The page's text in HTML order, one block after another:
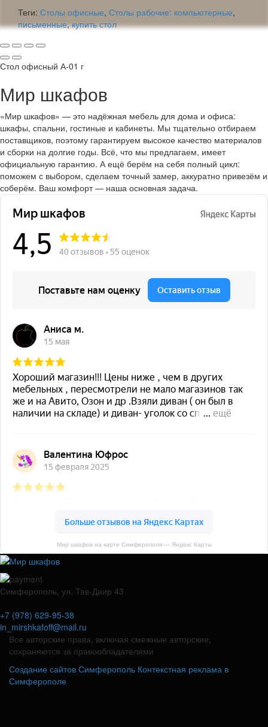
Теги: Столы офисные, Столы рабочие: компьютерные,
письменные,купить стол
Стол офисный А-01 г
Мир шкафов
«Мир шкафов» — это надёжная мебель для дома и офиса:
шкафы, спальни, гостиные и кабинеты. Мы тщательно отбираем
поставщиков, поэтому гарантируем высокое качество материалов
и сборки на долгие годы. Всё, что мы предлагаем, имеет
официальную гарантию. А ещё берём на себя полный цикл:
поможем с выбором, сделаем точный замер, аккуратно привезём и
соберём. Ваш комфорт — наша основная задача.
Мир шкафов на карте Симферополя — Яндекс Карты
Симферополь, ул. Тав-Даир 43
+7 (978) 629-95-38
in_mirshkafoff@mail.ru
Все авторские права, включая смежные авторские,
сохраняются за правообладателями
Создание сайтов Симферополь Контекстная реклама в
Симферополе